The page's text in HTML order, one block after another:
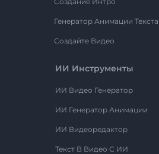
Генератор Анимации Текста
Создайте Видео
ИИ Инструменты
ИИ Видео Генератор
ИИ Генератор Анимации
ИИ Видеоредактор
Текст В Видео С ИИ